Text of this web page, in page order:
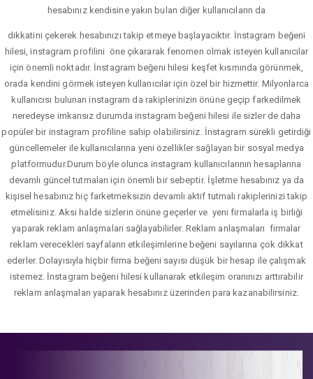
hesabınız kendisine yakın bulan diğer kullanıcıların da
dikkatini çekerek hesabınızı takip etmeye başlayacıktır. İnstagram beğeni
hilesi, instagram profilini öne çıkararak fenomen olmak isteyen kullanıcılar
için önemli noktadır. İnstagram beğeni hilesi keşfet kısmında görünmek,
orada kendini görmek isteyen kullanıcılar için özel bir hizmettir. Milyonlarca
kullanıcısı bulunan instagram da rakiplerinizin önüne geçip farkedilmek
neredeyse imkansız durumda instagram beğeni hilesi ile sizler de daha
popüler bir instagram profiline sahip olabilirsiniz. İnstagram sürekli getirdiği
güncellemeler ile kullanıcılarına yeni özellikler sağlayan bir sosyal medya
platformudur.Durum böyle olunca instagram kullanıcılarının hesaplarına
devamlı güncel tutmaları için önemli bir sebeptir. İşletme hesabınız ya da
kişisel hesabınız hiç farketmeksizin devamlı aktif tutmalı rakiplerinizi takip
etmelisiniz. Aksi halde sizlerin önüne geçerler ve yeni firmalarla iş birliği
yaparak reklam anlaşmaları sağlayabilirler. Reklam anlaşmaları firmalar
reklam verecekleri sayfaların etkileşimlerine beğeni sayılarına çok dikkat
ederler. Dolayısıyla hiçbir firma beğeni sayısı düşük bir hesap ile çalışmak
istemez. İnstagram beğeni hilesi kullanarak etkileşim oranınızı arttırabilir
reklam anlaşmaları yaparak hesabınız üzerinden para kazanabilirsiniz.